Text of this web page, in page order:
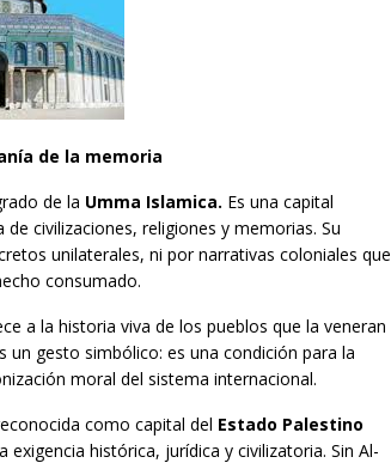
de la memoria
de la Umma Islamica. Es una capital
civilizaciones, religiones y memorias. Su
unilaterales, ni por narrativas coloniales que
consumado.
a la historia viva de los pueblos que la veneran
un gesto simbólico: es una condición para la
moral del sistema internacional.
como capital del Estado Palestino
histórica, jurídica y civilizatoria. Sin Al-